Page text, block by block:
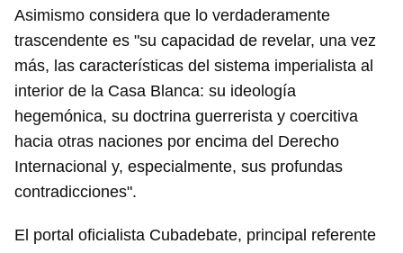
Asimismo considera que lo verdaderamente
trascendente es "su capacidad de revelar, una vez
más, las características del sistema imperialista al
interior de la Casa Blanca: su ideología
hegemónica, su doctrina guerrerista y coercitiva
hacia otras naciones por encima del Derecho
Internacional y, especialmente, sus profundas
contradicciones".
El portal oficialista Cubadebate, principal referente